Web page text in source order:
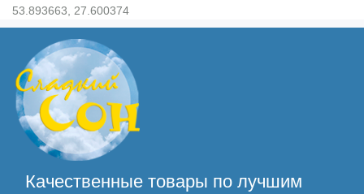
53.893663, 27.600374
Качественные товары по лучшим